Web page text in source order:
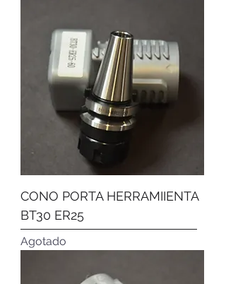
CONO PORTA HERRAMIIENTA
BT30 ER25
Agotado